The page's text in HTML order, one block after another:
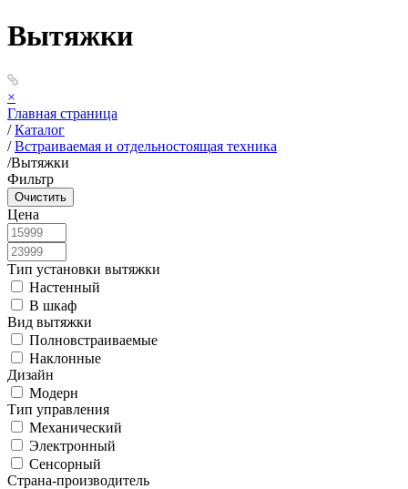
Вытяжки
×
Главная страница
/ Каталог
/ Встраиваемая и отдельностоящая техника
/Вытяжки
Фильтр
Цена
Тип установки вытяжки
Настенный
В шкаф
Вид вытяжки
Полновстраиваемые
Наклонные
Дизайн
Модерн
Тип управления
Механический
Электронный
Сенсорный
Страна-производитель